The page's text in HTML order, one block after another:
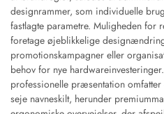
designrammer, som individuelle
fastlagte parametre. Muligheden for
foretage øjeblikkelige
promotionskampagner eller
behov for nye
professionelle præsentation
seje navneskilt, herunder